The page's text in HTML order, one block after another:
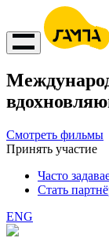
Смотреть фильмы
Принять участие
Часто
Стать
ENG